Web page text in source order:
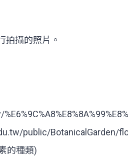
拍攝的照片。
public/BotanicalGarden/
的種類)